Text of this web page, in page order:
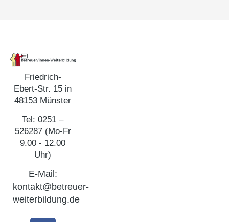
Friedrich-
Ebert-Str. 15 in
48153 Münster
Tel: 0251 –
526287 (Mo-Fr
9.00 - 12.00
Uhr)
E-Mail:
kontakt@betreuer-
weiterbildung.de